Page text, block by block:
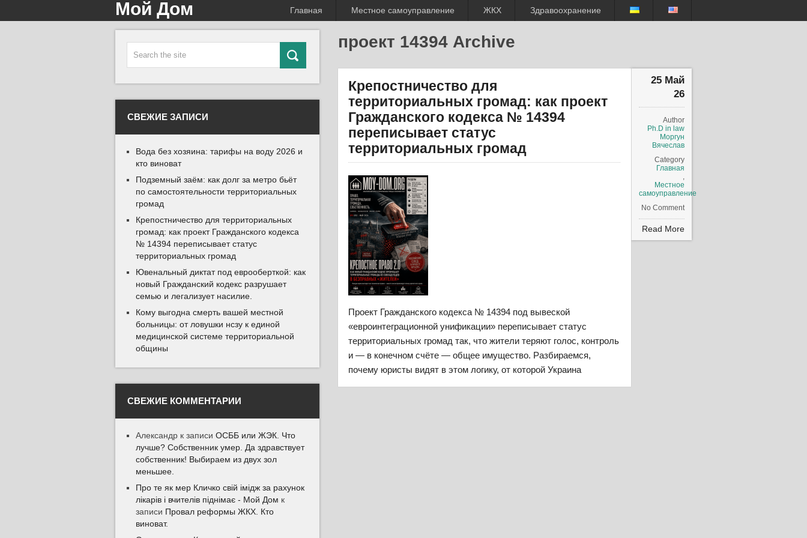
Главная Местное самоуправление ЖКХ Здравоохранение
Мой Дом
проект 14394 Archive
Крепостничество для
территориальных громад: как проект
Гражданского кодекса № 14394
переписывает статус
территориальных громад
Проект Гражданского кодекса № 14394 под вывеской
«евроинтеграционной унификации» переписывает статус
территориальных громад так, что жители теряют голос, контроль
и — в конечном счёте — общее имущество. Разбираемся,
почему юристы видят в этом логику, от которой Украина
25 Май
26
Author
Ph.D in law
Моргун
Вячеслав
Category
Главная
,
Местное
самоуправление
No Comment
Read More
СВЕЖИЕ ЗАПИСИ
Вода без хозяина: тарифы на воду 2026 и
кто виноват
Подземный заём: как долг за метро бьёт
по самостоятельности территориальных
громад
Крепостничество для территориальных
громад: как проект Гражданского кодекса
№ 14394 переписывает статус
территориальных громад
Ювенальный диктат под еврооберткой: как
новый Гражданский кодекс разрушает
семью и легализует насилие.
Кому выгодна смерть вашей местной
больницы: от ловушки нсзу к единой
медицинской системе территориальной
общины
СВЕЖИЕ КОММЕНТАРИИ
Александр к записиОСББ или ЖЭК. Что
лучше? Собственник умер. Да здравствует
собственник! Выбираем из двух зол
меньшее.
Про те як мер Кличко свій імідж за рахунок
лікарів і вчителів піднімає - Мой Дом к
записи Провал реформы ЖКХ. Кто
виноват.